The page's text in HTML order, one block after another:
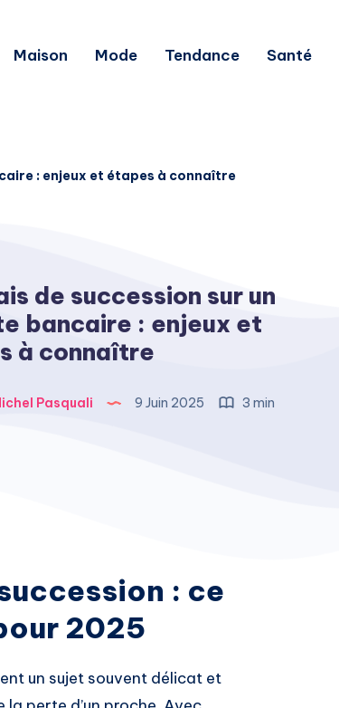
Maison Mode Tendance Santé
: enjeux et étapes à connaître
de succession sur un
bancaire : enjeux et
à connaître
Pasquali 9 Juin 2025 3 min
: ce
2025
un sujet souvent délicat et